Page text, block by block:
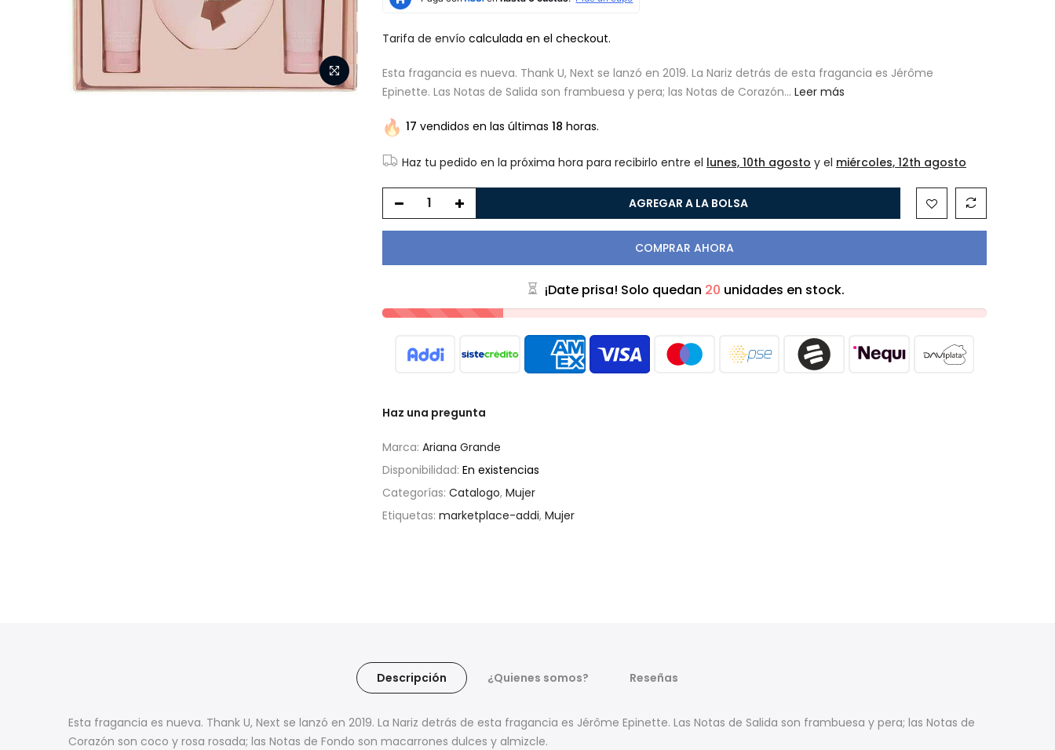
Tarifa de envío calculada en el checkout.
Esta fragancia es nueva. Thank U, Next se lanzó en 2019. La Nariz detrás de esta fragancia es Jérôme
Epinette. Las Notas de Salida son frambuesa y pera; las Notas de Corazón... Leer más
17 vendidos en las últimas 18 horas.
Haz tu pedido en la próxima hora para recibirlo entre el lunes, 10th agosto y el miércoles, 12th agosto
AGREGAR A LA BOLSA
COMPRAR AHORA
¡Date prisa! Solo quedan 20 unidades en stock.
Haz una pregunta
Marca: Ariana Grande
Disponibilidad: En existencias
Categorías: Catalogo, Mujer
Etiquetas: marketplace-addi, Mujer
Descripción ¿Quienes somos? Reseñas
Esta fragancia es nueva. Thank U, Next se lanzó en 2019. La Nariz detrás de esta fragancia es Jérôme Epinette. Las Notas de Salida son frambuesa y pera; las Notas de
Corazón son coco y rosa rosada; las Notas de Fondo son macarrones dulces y almizcle.